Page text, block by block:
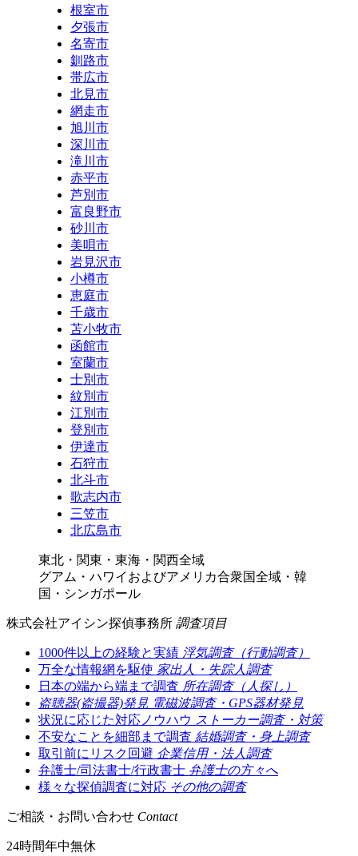
根室市
夕張市
名寄市
釧路市
帯広市
北見市
網走市
旭川市
深川市
滝川市
赤平市
芦別市
富良野市
砂川市
美唄市
岩見沢市
小樽市
恵庭市
千歳市
苫小牧市
函館市
室蘭市
士別市
紋別市
江別市
登別市
伊達市
石狩市
北斗市
歌志内市
三笠市
北広島市
東北・関東・東海・関西全域
グアム・ハワイおよびアメリカ合衆国全域・韓
国・シンガポール
株式会社アイシン探偵事務所 調査項目
1000件以上の経験と実績 浮気調査（行動調査）
万全な情報網を駆使 家出人・失踪人調査
日本の端から端まで調査 所在調査（人探し）
盗聴器(盗撮器)発見 電磁波調査・GPS器材発見
状況に応じた対応ノウハウ ストーカー調査・対策
不安なことを細部まで調査 結婚調査・身上調査
取引前にリスク回避 企業信用・法人調査
弁護士/司法書士/行政書士 弁護士の方々へ
様々な探偵調査に対応 その他の調査
ご相談・お問い合わせ Contact
24時間年中無休